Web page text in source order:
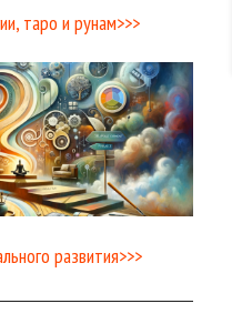
таро и рунам>>>
развития>>>